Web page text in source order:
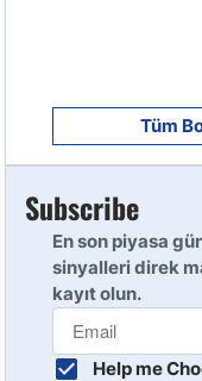
10
Tüm
Subscribe
En son piyasa
sinyalleri direk
kayıt olun.
Help me